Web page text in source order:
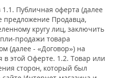
Публичная оферта (далее
предложение Продавца,
кругу лиц, заключить
продажи товара
(далее - «Договор») на
в этой Оферте. 1.2. Товар или
сторон, который был